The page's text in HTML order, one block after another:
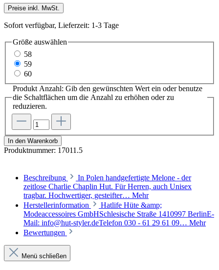
Preise inkl. MwSt.
Sofort verfügbar, Lieferzeit: 1-3 Tage
Größe auswählen
58
59
60
Produkt Anzahl: Gib den gewünschten Wert ein oder benutze
die Schaltflächen um die Anzahl zu erhöhen oder zu
reduzieren.
In den Warenkorb
Produktnummer: 17011.5
Beschreibung
In Polen handgefertigte Melone - der
zeitlose Charlie Chaplin Hut. Für Herren, auch Unisex
tragbar. Hochwertiger, gesteifter… Mehr
Herstellerinformation
Hatlife Hüte &amp;
Modeaccessoires GmbHSchlesische Straße 1410997 BerlinE-
Mail: info@hut-styler.deTelefon 030 - 61 29 61 09… Mehr
Bewertungen
Menü schließen